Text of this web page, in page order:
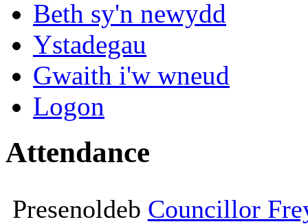
Beth sy'n newydd
Ystadegau
Gwaith i'w wneud
Logon
Attendance
Presenoldeb Councillor